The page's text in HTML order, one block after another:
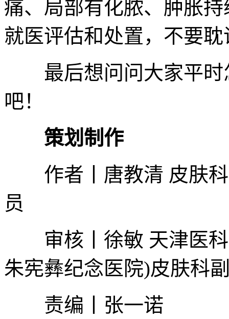
痛、局部有化脓、肿胀
就医评估和处置，不要
最后想问问大家平时
吧！
策划制作
作者丨唐教清 皮肤科
员
审核丨徐敏 天津医科
朱宪彝纪念医院)皮肤科
责编丨张一诺